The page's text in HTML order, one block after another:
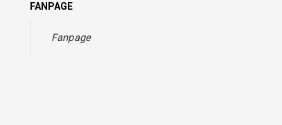
FANPAGE
Fanpage